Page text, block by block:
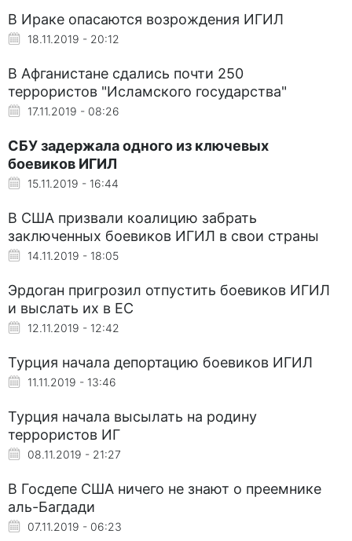
В Ираке опасаются возрождения ИГИЛ
18.11.2019 - 20:12
В Афганистане сдались почти 250
террористов "Исламского государства"
17.11.2019 - 08:26
СБУ задержала одного из ключевых
боевиков ИГИЛ
15.11.2019 - 16:44
В США призвали коалицию забрать
заключенных боевиков ИГИЛ в свои страны
14.11.2019 - 18:05
Эрдоган пригрозил отпустить боевиков ИГИЛ
и выслать их в ЕС
12.11.2019 - 12:42
Турция начала депортацию боевиков ИГИЛ
11.11.2019 - 13:46
Турция начала высылать на родину
террористов ИГ
08.11.2019 - 21:27
В Госдепе США ничего не знают о преемнике
аль-Багдади
07.11.2019 - 06:23